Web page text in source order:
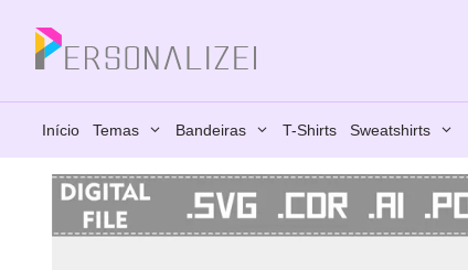
conteúdo
Início Temas Bandeiras T-Shirts Sweatshirts